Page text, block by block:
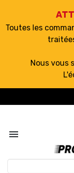
Toutes les
Nous vous
